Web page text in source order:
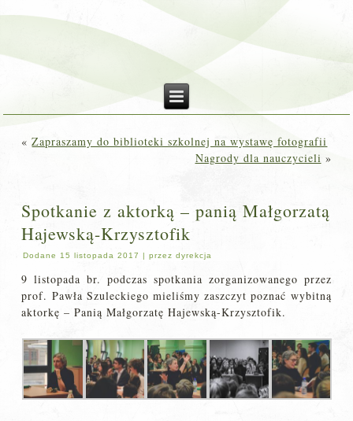
«Zapraszamy do biblioteki szkolnej na wystawę fotografii
Nagrody dla nauczycieli »
Spotkanie z aktorką – panią Małgorzatą
Hajewską-Krzysztofik
Dodane 15 listopada 2017 |przez dyrekcja
9 listopada br. podczas spotkania zorganizowanego przez
prof. Pawła Szuleckiego mieliśmy zaszczyt poznać wybitną
aktorkę – Panią Małgorzatę Hajewską-Krzysztofik.